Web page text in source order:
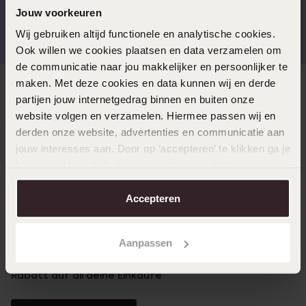
Jouw voorkeuren
Wij gebruiken altijd functionele en analytische cookies.
Ook willen we cookies plaatsen en data verzamelen om
de communicatie naar jou makkelijker en persoonlijker te
maken. Met deze cookies en data kunnen wij en derde
partijen jouw internetgedrag binnen en buiten onze
website volgen en verzamelen. Hiermee passen wij en
derden onze website, advertenties en communicatie aan
jouw interesses aan. Door op ‘accepteren’ te klikken ga je
aanpassen. Lees er meer over in onscookiebeleid.
Accepteren
Aanpassen
Kostenloser Versand ab
€49
(55.000+ reviews)
Direkt zu
Über Lucardi
Rabatt auf all deine Einkäufe